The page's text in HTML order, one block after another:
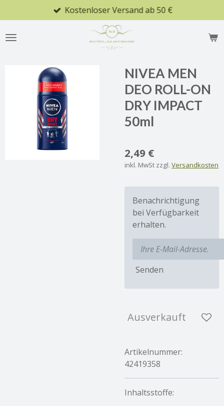
Hauptinhalt
springen
Kostenloser Versand ab 50 €
NIVEA MEN
DEO ROLL-ON
DRY IMPACT
50ml
2,49 €
inkl. MwSt zzgl. Versandkosten
Benachrichtigung
bei Verfügbarkeit
erhalten.
Senden
Ausverkauft
Artikelnummer:
42419358
Inhaltsstoffe: